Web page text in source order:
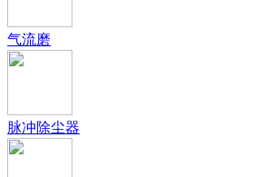
气流磨
脉冲除尘器